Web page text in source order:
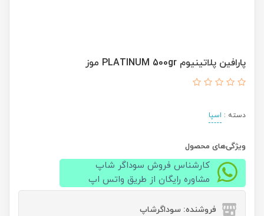
پارافین پلاتینیوم PLATINUM 500gr موز
دسته : اسپا
ویژگی‌های محصول
کارشناس فروش سوداگر شاپ
مشاوره رایگان از طریق واتس اپ
فروشنده: سوداگرشاپ